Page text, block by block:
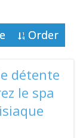
Order
détente
le spa